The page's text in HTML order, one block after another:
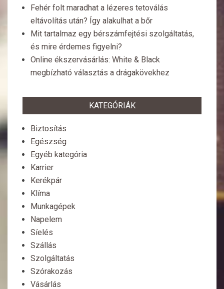
Fehér folt maradhat a lézeres tetoválás
eltávolítás után? Így alakulhat a bőr
Mit tartalmaz egy bérszámfejtési szolgáltatás,
és mire érdemes figyelni?
Online ékszervásárlás: White & Black
megbízható választás a drágakövekhez
KATEGÓRIÁK
Biztosítás
Egészség
Egyéb kategória
Karrier
Kerékpár
Klíma
Munkagépek
Napelem
Síelés
Szállás
Szolgáltatás
Szórakozás
Vásárlás